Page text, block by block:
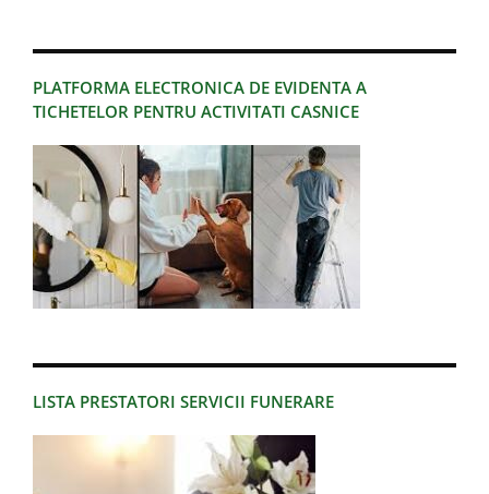
PLATFORMA ELECTRONICA DE EVIDENTA A
TICHETELOR PENTRU ACTIVITATI CASNICE
LISTA PRESTATORI SERVICII FUNERARE